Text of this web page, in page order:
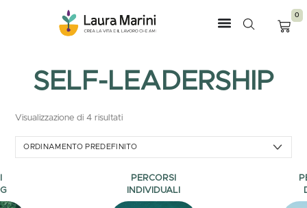
0
SELF-LEADERSHIP
Visualizzazione di 4 risultati
PERCORSI
INDIVIDUALI